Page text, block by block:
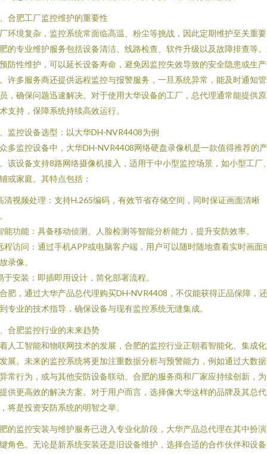
合肥工厂监控维护的重要性
环境复杂，监控系统常面临高温、粉尘等挑战，因此定期维护至关重
的专业维护服务包括设备清洁、线路检查、软件升级以及故障排查等
防性维护，可以延长设备寿命，避免因监控失效导致的安全隐患或生
许多服务商还提供远程监控与报警服务，一旦系统异常，能及时通知
，确保问题迅速解决。对于使用大华设备的工厂，总代理通常能提供
支持，保障系统持续高效运行。
监控设备选型：以大华DH-NVR4408为例
多监控设备中，大华DH-NVR4408网络硬盘录像机是一款值得推荐的产
该设备支持8路网络摄像机接入，适用于中小型监控场景，如小型工厂
或家庭。其特点包括：
清视频处理：支持H.265编码，有效节省存储空间，同时保证画面清晰
能功能：具备移动侦测、人脸检测等智能分析能力，提升安防效率。
程访问：通过手机APP或电脑客户端，用户可以随时随地查看实时画面
录像。
于安装：即插即用设计，简化部署流程。
肥，通过大华产品总代理购买DH-NVR4408，不仅能获得正品保障，
专业的技术指导，确保设备与现有监控系统无缝集成。
合肥监控行业的未来趋势
人工智能和物联网技术的发展，合肥的监控行业正朝着智能化、集成
展。未来的监控系统将更加注重数据分析与预警能力，例如通过大数
常行为，或与其他安防设备联动。合肥的服务商和厂家应持续创新，
供更高效的解决方案。对于用户而言，选择像大华这样的品牌及其总代
将是投资安防系统的明智之举。
的监控安装与维护服务已进入专业化阶段，大华产品总代理在其中扮
角色。无论是新系统安装还是旧设备维护，选择合适的合作伙伴和设